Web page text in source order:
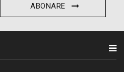
ABONARE